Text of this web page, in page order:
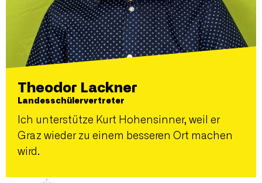
Theodor Lackner
Landesschülervertreter
Ich unterstütze Kurt Hohensinner, weil er
Graz wieder zu einem besseren Ort machen
wird.